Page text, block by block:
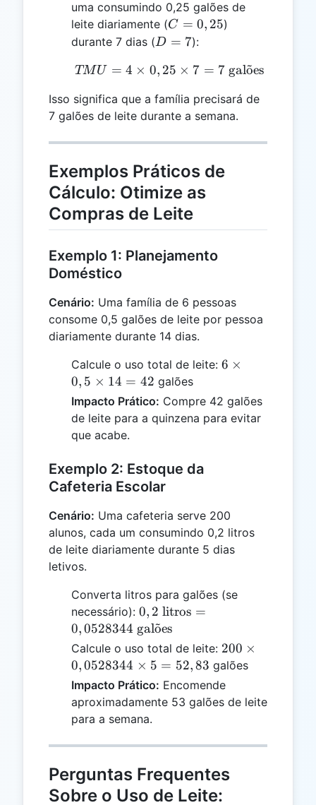
=
4
uma consumindo 0,25 galões de
leite diariamente (C =
0,25
C = 0, 25)
durante 7 dias (D
7
D = 7):
TMU = 4 \times 0,25
TMU = 4 × 0, 25 × 7 = 7 galo
˜es
Isso significa que a família precisará de
7 galões de leite durante a semana.
Exemplos Práticos de
Cálculo: Otimize as
Compras de Leite
Exemplo 1: Planejamento
Doméstico
Cenário: Uma família de 6 pessoas
consome 0,5 galões de leite por pessoa
diariamente durante 14 dias.
Calcule o uso total de leite: 6
0,5
\times
6 ×
0, 5 × 14 = 42 galões
Impacto Prático: Compre 42 galões
de leite para a quinzena para evitar
que acabe.
Exemplo 2: Estoque da
Cafeteria Escolar
Cenário: Uma cafeteria serve 200
alunos, cada um consumindo 0,2 litros
de leite diariamente durante 5 dias
letivos.
Converta litros para galões (se
necessário): 0,2 \text{
litros} =
0,0528344
\text{
0, 2 litros =
0,0528344 galo
˜es
Calcule o uso total de leite: 200
\times
0,0528344
\times 5
200 ×
0,0528344 × 5 = 52,83 galões
Impacto Prático: Encomende
aproximadamente 53 galões de leite
para a semana.
Perguntas Frequentes
Sobre o Uso de Leite: